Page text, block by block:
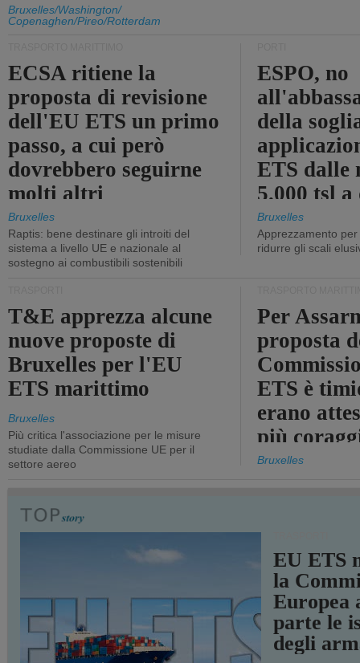
Bruxelles/Washington/
Copenaghen/Pireo/Rotterdam
ECSA ritiene la
proposta di revisione
dell'EU ETS un primo
passo, a cui però
dovrebbero seguirne
molti altri
Bruxelles
Raptis: bene destinare gli introiti del
sistema a livello UE e nazionale al
sostegno ai combustibili sostenibili
ESPO, no
della
ETS dalle
5.000 tsl
400 tsl
Bruxelles
Apprezzamento
ridurre gli scali
T&E apprezza alcune
nuove proposte di
Bruxelles per l'EU
ETS marittimo
Bruxelles
Più critica l'associazione per le misure
studiate dalla Commissione UE per il
settore aereo
Per
proposta
ETS è
erano
più
Bruxelles
EU ETS
la
Europea
parte le
degli